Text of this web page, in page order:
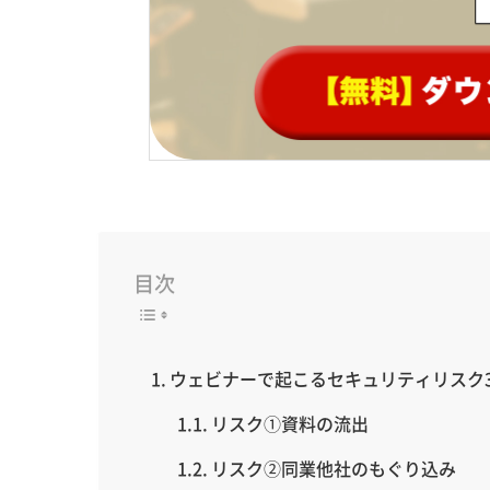
目次
ウェビナーで起こるセキュリティリスク
リスク①資料の流出
リスク②同業他社のもぐり込み